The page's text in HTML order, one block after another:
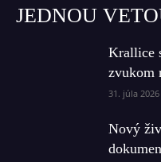
JEDNOU
Krallice
zvukom
31. júla 2026
Nový